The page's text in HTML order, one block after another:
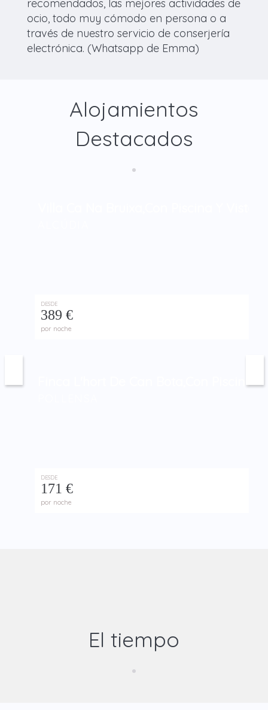
recomendados, las mejores actividades de
ocio, todo muy cómodo en persona o a
través de nuestro servicio de conserjería
electrónica. (Whatsapp de Emma)
Alojamientos
Destacados
DESDE
389 €
por noche
Finca L'hort De Can Bota,con Piscina
DESDE
171 €
por noche
El tiempo